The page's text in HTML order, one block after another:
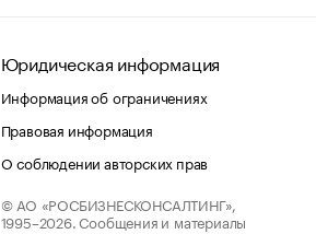
Юридическая информация
Информация об ограничениях
Правовая информация
О соблюдении авторских прав
© АО «РОСБИЗНЕСКОНСАЛТИНГ»,
1995–2026. Сообщения и материалы